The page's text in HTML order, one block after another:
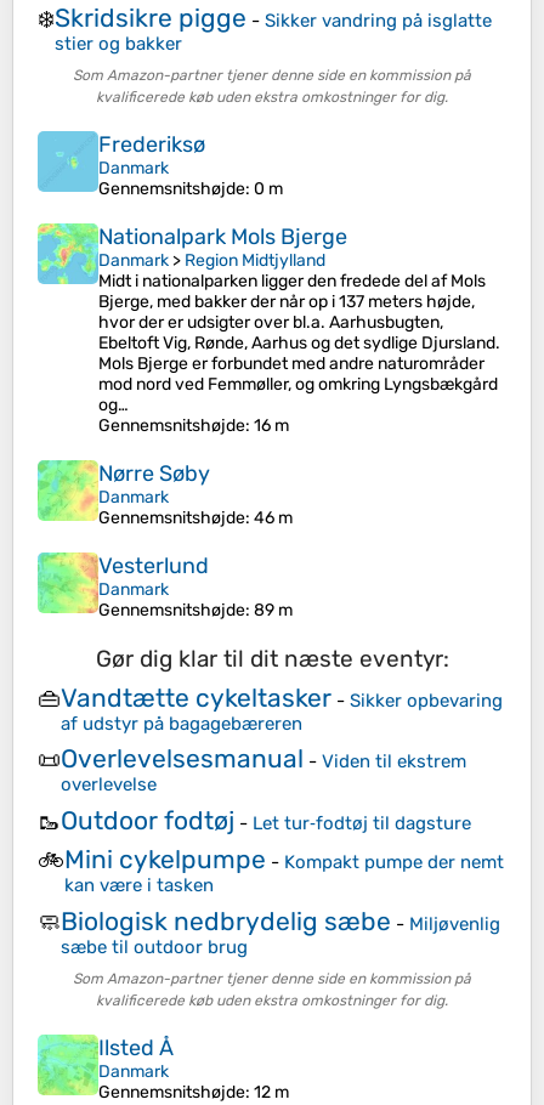
❄️Skridsikre pigge - Sikker vandring på isglatte
stier og bakker
Som Amazon-partner tjener denne side en kommission på
kvalificerede køb uden ekstra omkostninger for dig.
Frederiksø
Danmark
Gennemsnitshøjde: 0 m
Nationalpark Mols Bjerge
Danmark > Region Midtjylland
Midt i nationalparken ligger den fredede del af Mols
Bjerge, med bakker der når op i 137 meters højde,
hvor der er udsigter over bl.a. Aarhusbugten,
Ebeltoft Vig, Rønde, Aarhus og det sydlige Djursland.
Mols Bjerge er forbundet med andre naturområder
mod nord ved Femmøller, og omkring Lyngsbækgård
og…
Gennemsnitshøjde: 16 m
Nørre Søby
Danmark
Gennemsnitshøjde: 46 m
Vesterlund
Danmark
Gennemsnitshøjde: 89 m
Gør dig klar til dit næste eventyr:
👜Vandtætte cykeltasker - Sikker opbevaring
af udstyr på bagagebæreren
📜Overlevelsesmanual - Viden til ekstrem
overlevelse
🥾Outdoor fodtøj - Let tur‑fodtøj til dagsture
🚲Mini cykelpumpe - Kompakt pumpe der nemt
kan være i tasken
🧼Biologisk nedbrydelig sæbe - Miljøvenlig
sæbe til outdoor brug
Som Amazon-partner tjener denne side en kommission på
kvalificerede køb uden ekstra omkostninger for dig.
Ilsted Å
Danmark
Gennemsnitshøjde: 12 m